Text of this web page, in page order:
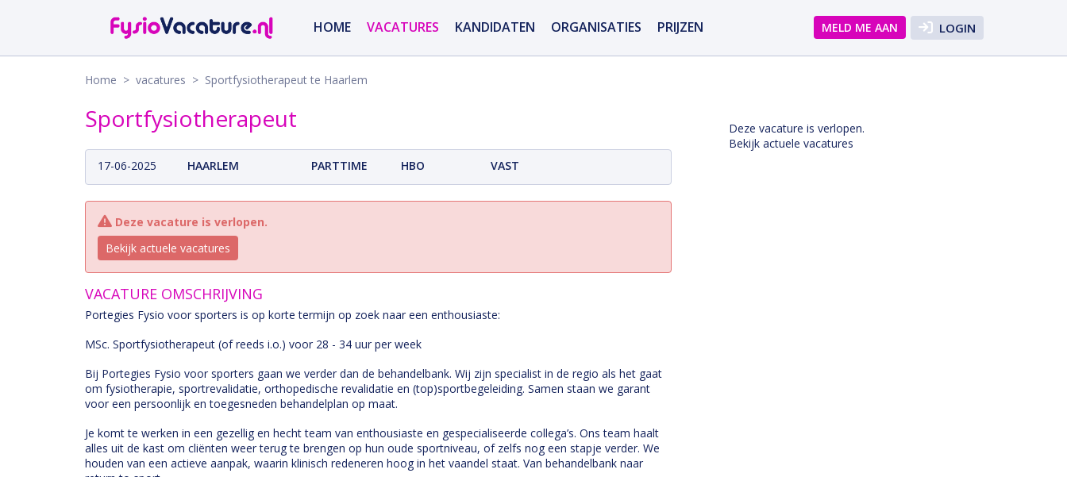
HOME VACATURES KANDIDATEN ORGANISATIES PRIJZEN LOGIN
MELD ME AAN
Home > vacatures > Sportfysiotherapeut te Haarlem
Sportfysiotherapeut
17-06-2025 HAARLEM PARTTIME HBO VAST
Deze vacature is verlopen.
Bekijk actuele vacatures
VACATURE OMSCHRIJVING
Portegies Fysio voor sporters is op korte termijn op zoek naar een enthousiaste:
MSc. Sportfysiotherapeut (of reeds i.o.) voor 28 - 34 uur per week
Bij Portegies Fysio voor sporters gaan we verder dan de behandelbank. Wij zijn specialist in de regio als het gaat
om fysiotherapie, sportrevalidatie, orthopedische revalidatie en (top)sportbegeleiding. Samen staan we garant
voor een persoonlijk en toegesneden behandelplan op maat.
Je komt te werken in een gezellig en hecht team van enthousiaste en gespecialiseerde collega’s. Ons team haalt
alles uit de kast om cliënten weer terug te brengen op hun oude sportniveau, of zelfs nog een stapje verder. We
houden van een actieve aanpak, waarin klinisch redeneren hoog in het vaandel staat. Van behandelbank naar
Deze vacature is verlopen.
Bekijk actuele vacatures